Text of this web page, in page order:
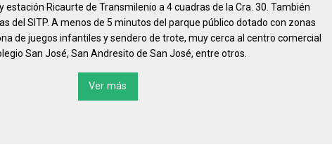
estación Ricaurte de Transmilenio a 4 cuadras de la Cra. 30. También
del SITP. A menos de 5 minutos del parque público dotado con zonas
de juegos infantiles y sendero de trote, muy cerca al centro comercial
San José, San Andresito de San José, entre otros.
Ver más